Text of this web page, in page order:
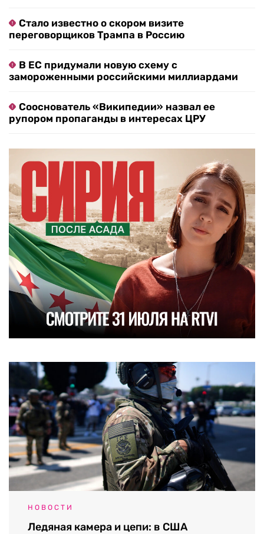
Стало известно о скором визите
переговорщиков Трампа в Россию
В ЕС придумали новую схему с
замороженными российскими миллиардами
Сооснователь «Википедии» назвал ее
рупором пропаганды в интересах ЦРУ
НОВОСТИ
Ледяная камера и цепи: в США